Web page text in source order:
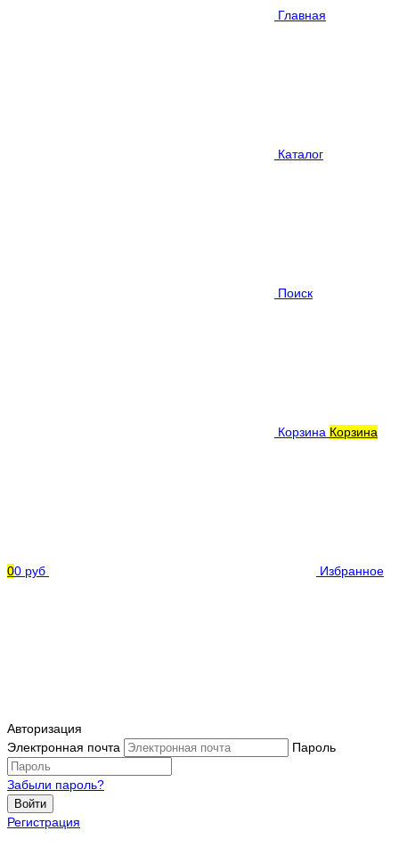
Главная
Каталог
Поиск
Корзина Корзина
00 руб Избранное
Авторизация
Электронная почта
Пароль
Забыли пароль?
Войти
Регистрация